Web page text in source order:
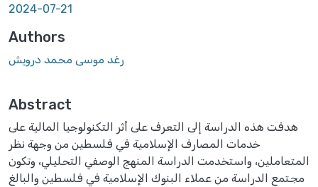
2024-07-21
Authors
رغد موسى محمد درويش
Abstract
هدفت هذه الدراسة إلى التعرف على أثر التكنولوجيا المالية على
خدمات المصارف الإسلامية في فلسطين من وجهة نظر
المتعاملين، واستخدمت الدراسة المنهج الوصفي التحليلي، وتكون
مجتمع الدراسة من عملاء البنوك الإسلامية في فلسطين والبالغ